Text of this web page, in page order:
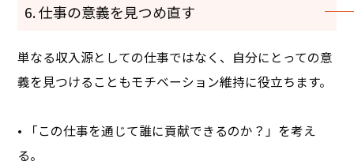
6. 仕事の意義を見つめ直す
単なる収入源としての仕事ではなく、自分にとっての意
義を見つけることもモチベーション維持に役立ちます。
• 「この仕事を通じて誰に貢献できるのか？」を考え
る。